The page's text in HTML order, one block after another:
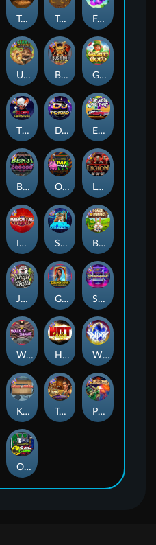
Outsourced: Payday
Hot Nudge
Space Donkey
Starstruck
Benji Killed in Vegas
Tomb of Nefertiti
Tomb of Akhenaten
Golden Genie And The Walking Wilds
Immortal Fruits
WiXX
Outsourced: Slash Game
Legion X
Fruits
Bonus Bunnies
DJ Psycho
Gaelic Gold
East Coast Vs West Coast
The Creepy Carnival
Jingle Balls
Walk of Shame
Kitchen Drama: Sushi Mania Pixies vs Pirates
True kult
Bushido Way xNudge
Ugliest Catch